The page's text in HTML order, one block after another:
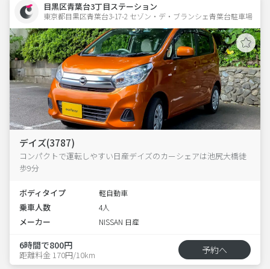
目黒区青葉台3丁目ステーション
東京都目黒区青葉台3-17-2 セゾン・デ・ブランシェ青葉台駐車場
デイズ(3787)
コンパクトで運転しやすい日産デイズのカーシェアは池尻大橋徒
歩9分
ボディタイプ 軽自動車
乗車人数 4人
メーカー NISSAN 日産
6時間で800円
距離料金 170円/10km 予約へ